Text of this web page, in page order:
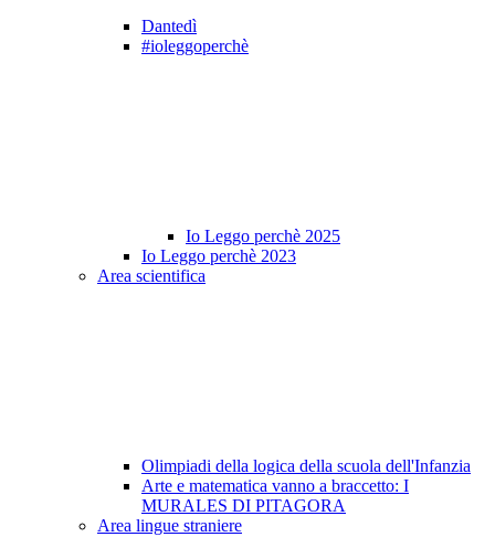
Dantedì
#ioleggoperchè
Io Leggo perchè 2025
Io Leggo perchè 2023
Area scientifica
Olimpiadi della logica della scuola dell'Infanzia
Arte e matematica vanno a braccetto: I
MURALES DI PITAGORA
Area lingue straniere